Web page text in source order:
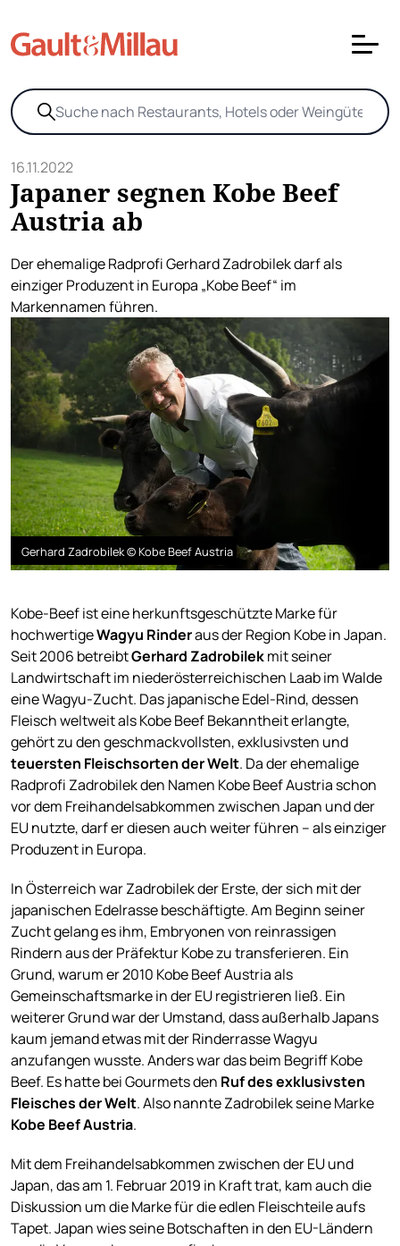
16.11.2022
Japaner segnen Kobe Beef
Austria ab
Der ehemalige Radprofi Gerhard Zadrobilek darf als
einziger Produzent in Europa „Kobe Beef“ im
Markennamen führen.
Gerhard Zadrobilek © Kobe Beef Austria
Kobe-Beef ist eine herkunftsgeschützte Marke für
hochwertigeWagyu Rinderaus der Region Kobe in Japan.
Seit 2006 betreibtGerhard Zadrobilekmit seiner
Landwirtschaft im niederösterreichischen Laab im Walde
eine Wagyu-Zucht. Das japanische Edel-Rind, dessen
Fleisch weltweit als Kobe Beef Bekanntheit erlangte,
gehört zu den geschmackvollsten, exklusivsten und
teuersten Fleischsorten der Welt. Da der ehemalige
Radprofi Zadrobilek den Namen Kobe Beef Austria schon
vor dem Freihandelsabkommen zwischen Japan und der
EU nutzte, darf er diesen auch weiter führen – als einziger
Produzent in Europa.
In Österreich war Zadrobilek der Erste, der sich mit der
japanischen Edelrasse beschäftigte. Am Beginn seiner
Zucht gelang es ihm, Embryonen von reinrassigen
Rindern aus der Präfektur Kobe zu transferieren. Ein
Grund, warum er 2010 Kobe Beef Austria als
Gemeinschaftsmarke in der EU registrieren ließ. Ein
weiterer Grund war der Umstand, dass außerhalb Japans
kaum jemand etwas mit der Rinderrasse Wagyu
anzufangen wusste. Anders war das beim Begriff Kobe
Beef. Es hatte bei Gourmets den Ruf des exklusivsten
Fleisches der Welt. Also nannte Zadrobilek seine Marke
Kobe Beef Austria.
Mit dem Freihandelsabkommen zwischen der EU und
Japan, das am 1. Februar 2019 in Kraft trat, kam auch die
Diskussion um die Marke für die edlen Fleischteile aufs
Tapet. Japan wies seine Botschaften in den EU-Ländern